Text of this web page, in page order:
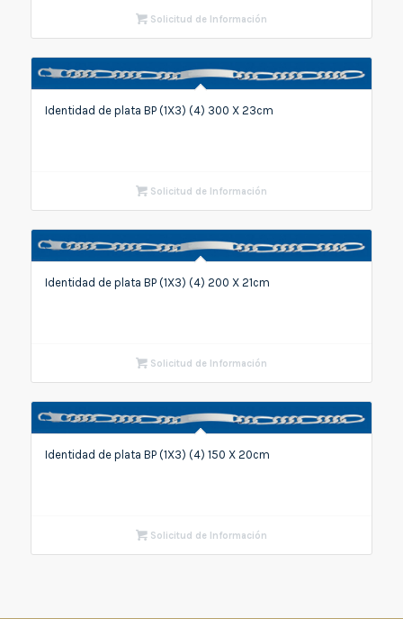
Solicitud de Información
Identidad de plata BP (1X3) (4) 300 X 23cm
Solicitud de Información
Identidad de plata BP (1X3) (4) 200 X 21cm
Solicitud de Información
Identidad de plata BP (1X3) (4) 150 X 20cm
Solicitud de Información